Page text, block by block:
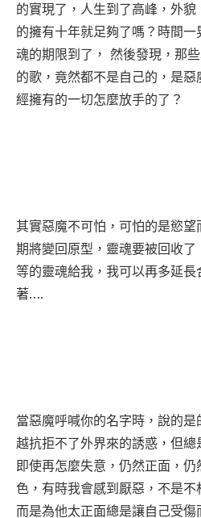
的實現了，人生到了高峰，外
的擁有十年就足夠了嗎？時間
魂的期限到了， 然後發現，那
的歌，竟然都不是自己的，是
經擁有的一切怎麼放手的了？
其實惡魔不可怕，可怕的是慾望
期將變回原型，靈魂要被回收
等的靈魂給我，我可以再多延
著….
當惡魔呼喊你的名字時，說的是
越抗拒不了外界來的誘惑，但總
即使再怎麼失意，仍然正面，
色，有時我會感到厭惡，不是不
而是為他太正面總是讓自己受傷